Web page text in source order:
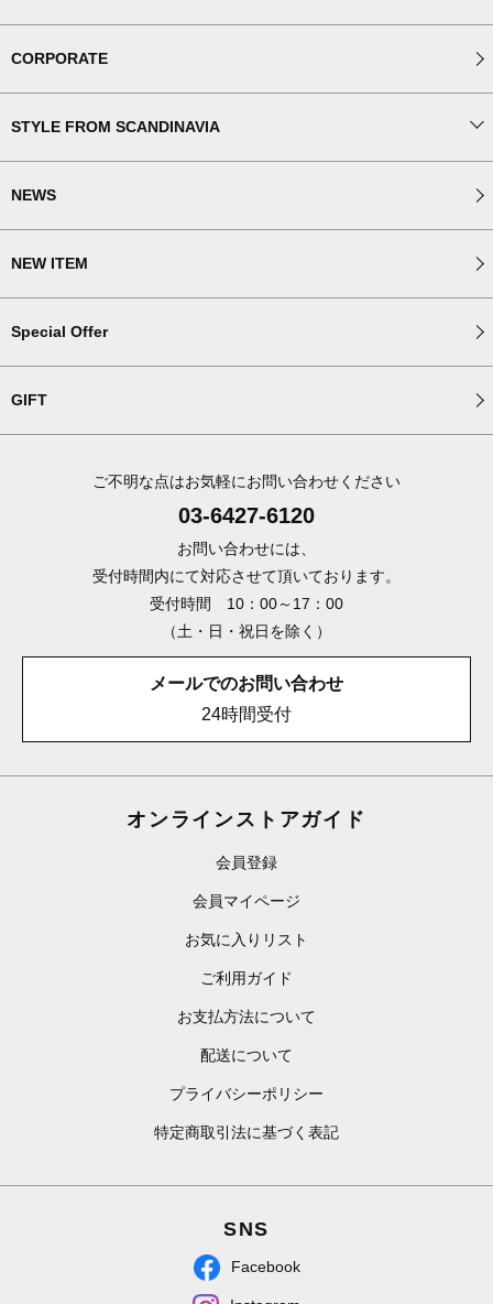
CORPORATE
STYLE FROM SCANDINAVIA
NEWS
NEW ITEM
Special Offer
GIFT
ご不明な点はお気軽にお問い合わせください
03-6427-6120
お問い合わせには、
受付時間内にて対応させて頂いております。
受付時間 10：00～17：00
（土・日・祝日を除く）
メールでのお問い合わせ
24時間受付
オンラインストアガイド
会員登録
会員マイページ
お気に入りリスト
ご利用ガイド
お支払方法について
配送について
プライバシーポリシー
特定商取引法に基づく表記
SNS
Facebook